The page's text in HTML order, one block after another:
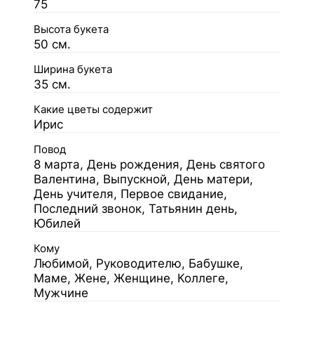
75
Высота букета
50 см.
Ширина букета
35 см.
Какие цветы содержит
Ирис
Повод
8 марта, День рождения, День святого
Валентина, Выпускной, День матери,
День учителя, Первое свидание,
Последний звонок, Татьянин день,
Юбилей
Кому
Любимой, Руководителю, Бабушке,
Маме, Жене, Женщине, Коллеге,
Мужчине